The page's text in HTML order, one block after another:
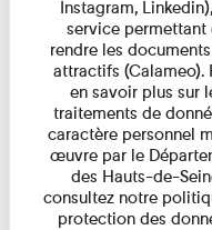
Instagram,
service permettant
rendre les
attractifs (Calameo).
en savoir plus sur
traitements de
caractère personnel
œuvre par le
des Hauts-de-
consultez notre
protection des